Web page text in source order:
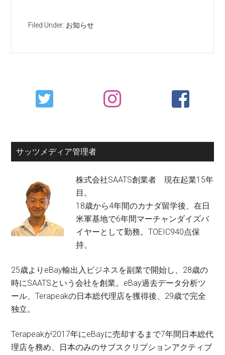
Filed Under: お知らせ
Primary
Sidebar
サッツメディア管理者
株式会社SAATS創業者 現在起業15年
目。
18歳から4年間のカナダ留学後、在日
米軍基地で6年間マーチャンダイズバ
イヤーとして勤務。TOEIC940点保
持。
25歳よりeBay輸出入ビジネスを副業で開始し、28歳の
時にSAATSという会社を創業。eBay過去データ分析ツ
ール、Terapeakの日本総代理店を獲得後、29歳で完全
独立。
Terapeakが2017年にeBayに売却するまで7年間日本総代
理店を務め、日本のみのサブスクリプションアクティブ